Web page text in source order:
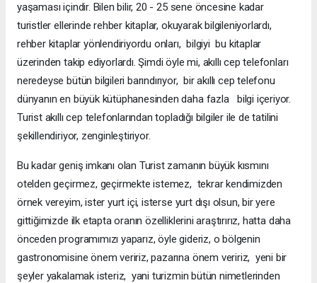
yaşaması içindir. Bilen bilir, 20 - 25 sene öncesine kadar
turistler ellerinde rehber kitaplar, okuyarak bilgileniyorlardı,
rehber kitaplar yönlendiriyordu onları, bilgiyi bu kitaplar
üzerinden takip ediyorlardı. Şimdi öyle mi, akıllı cep telefonları
neredeyse bütün bilgileri barındırıyor, bir akıllı cep telefonu
dünyanın en büyük kütüphanesinden daha fazla bilgi içeriyor.
Turist akıllı cep telefonlarından topladığı bilgiler ile de tatilini
şekillendiriyor, zenginleştiriyor.
Bu kadar geniş imkanı olan Turist zamanın büyük kısmını
otelden geçirmez, geçirmekte istemez, tekrar kendimizden
örnek vereyim, ister yurt içi, isterse yurt dışı olsun, bir yere
gittiğimizde ilk etapta oranın özelliklerini araştırırız, hatta daha
önceden programımızı yaparız, öyle gideriz, o bölgenin
gastronomisine önem veririz, pazarına önem veririz, yeni bir
şeyler yakalamak isteriz, yani turizmin bütün nimetlerinden